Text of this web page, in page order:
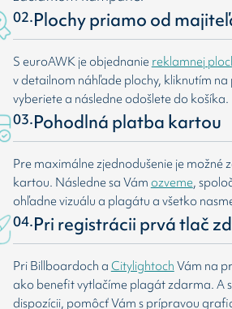
02.Plochy priamo od
S euroAWK je objednanie reklamnej
v detailnom náhľade plochy, kliknutím na
vyberiete a následne odošlete do košíka.
03.Pohodlná platba kartou
Pre maximálne zjednodušenie je možné
kartou. Následne sa Vámozveme,
ohľadne vizuálu a plagátu a všetko
04.Pri registrácii prvá tlač
Pri Billboardoch aCitylightochVám na
ako benefit vytlačíme plagát zdarma. A
dispozícii, pomôcť Vám s prípravou